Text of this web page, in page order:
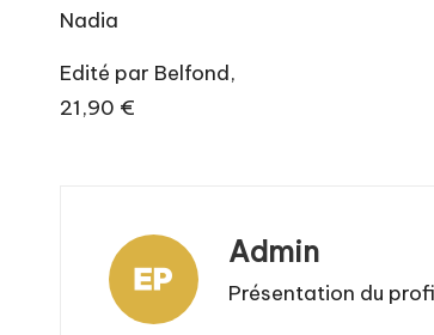
Nadia
Edité par Belfond,
21,90 €
Admin
Présentation du